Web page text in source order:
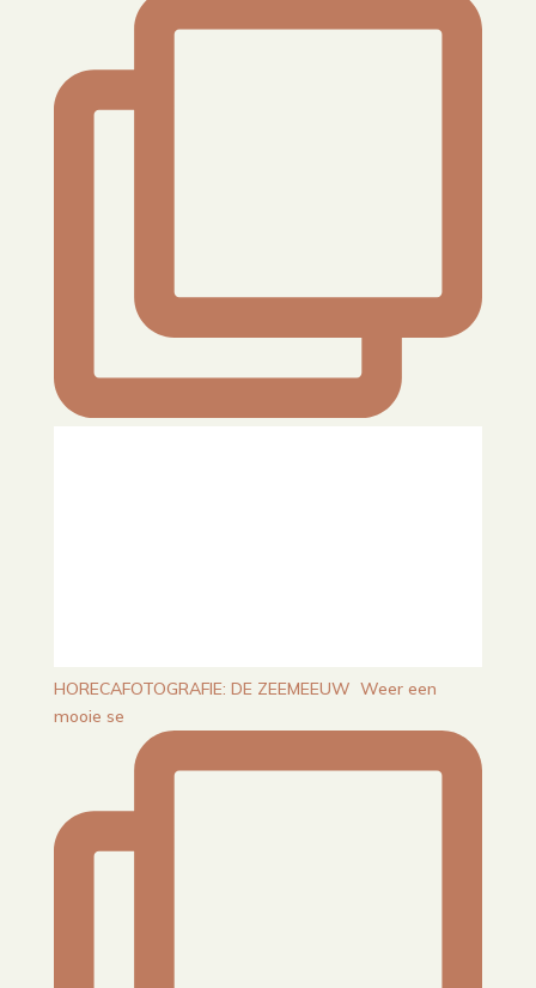
HORECAFOTOGRAFIE: DE ZEEMEEUW⁠ ⁠ Weer een
mooie se